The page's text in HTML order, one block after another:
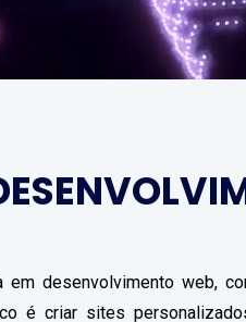
em desenvolvimento web,
é criar sites